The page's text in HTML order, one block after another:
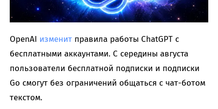
OpenAI изменит правила работы ChatGPT с
бесплатными аккаунтами. С середины августа
пользователи бесплатной подписки и подписки
Go смогут без ограничений общаться с чат-ботом
текстом.